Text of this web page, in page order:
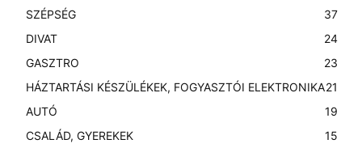
SZÉPSÉG
37
DIVAT
24
GASZTRO
23
HÁZTARTÁSI KÉSZÜLÉKEK, FOGYASZTÓI ELEKTRONIKA21
AUTÓ
19
CSALÁD, GYEREKEK
15